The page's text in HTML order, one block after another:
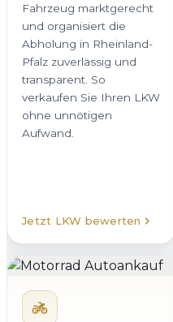
Fahrzeug marktgerecht
und organisiert die
Abholung in Rheinland-
Pfalz zuverlässig und
transparent. So
verkaufen Sie Ihren LKW
ohne unnötigen
Aufwand.
Jetzt LKW bewerten